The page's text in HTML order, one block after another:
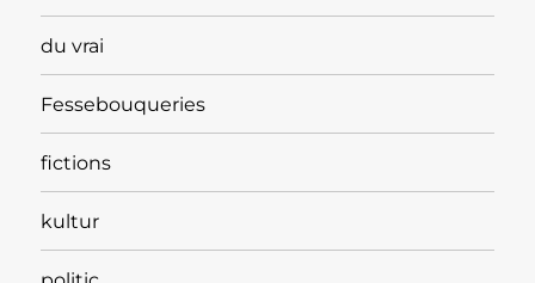
du vrai
Fessebouqueries
fictions
kultur